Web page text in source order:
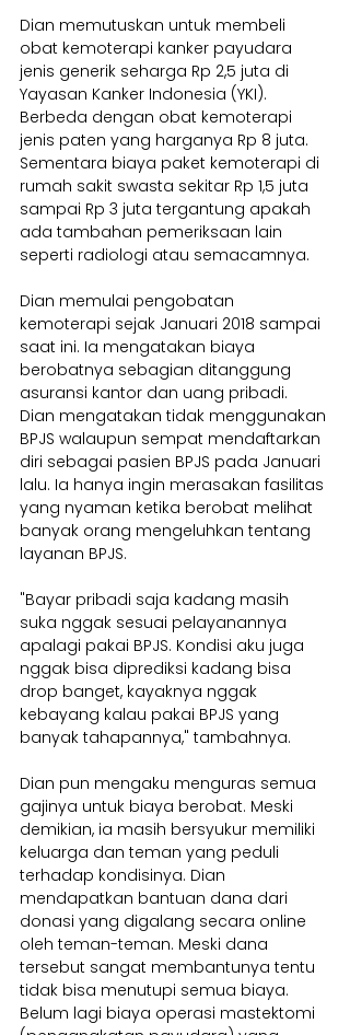
Dian memutuskan untuk membeli
obat kemoterapi kanker payudara
jenis generik seharga Rp 2,5 juta di
Yayasan Kanker Indonesia (YKI).
Berbeda dengan obat kemoterapi
jenis paten yang harganya Rp 8 juta.
Sementara biaya paket kemoterapi di
rumah sakit swasta sekitar Rp 1,5 juta
sampai Rp 3 juta tergantung apakah
ada tambahan pemeriksaan lain
seperti radiologi atau semacamnya.
Dian memulai pengobatan
kemoterapi sejak Januari 2018 sampai
saat ini. Ia mengatakan biaya
berobatnya sebagian ditanggung
asuransi kantor dan uang pribadi.
Dian mengatakan tidak menggunakan
BPJS walaupun sempat mendaftarkan
diri sebagai pasien BPJS pada Januari
lalu. Ia hanya ingin merasakan fasilitas
yang nyaman ketika berobat melihat
banyak orang mengeluhkan tentang
layanan BPJS.
"Bayar pribadi saja kadang masih
suka nggak sesuai pelayanannya
apalagi pakai BPJS. Kondisi aku juga
nggak bisa diprediksi kadang bisa
drop banget, kayaknya nggak
kebayang kalau pakai BPJS yang
banyak tahapannya," tambahnya.
Dian pun mengaku menguras semua
gajinya untuk biaya berobat. Meski
demikian, ia masih bersyukur memiliki
keluarga dan teman yang peduli
terhadap kondisinya. Dian
mendapatkan bantuan dana dari
donasi yang digalang secara online
oleh teman-teman. Meski dana
tersebut sangat membantunya tentu
tidak bisa menutupi semua biaya.
Belum lagi biaya operasi mastektomi